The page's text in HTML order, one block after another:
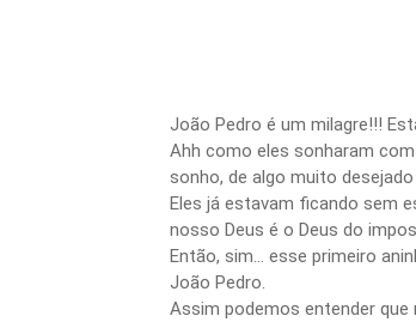
João Pedro é um milagre!!!
Ahh como eles sonharam
sonho, de algo muito
Eles já estavam ficando sem
nosso Deus é o Deus do
Então, sim… esse primeiro
João Pedro.
Assim podemos entender